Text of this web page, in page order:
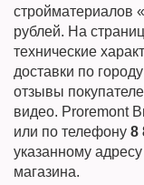
стройматериалов
рублей. На
технические
доставки по
отзывы
видео. Proremont
или по телефону 8
указанному
магазина.